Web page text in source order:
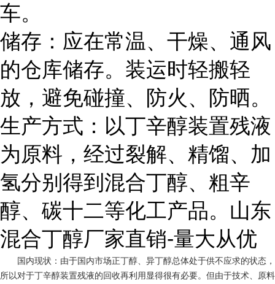
车。
储存：应在常温、干燥、通风
的仓库储存。装运时轻搬轻
放，避免碰撞、防火、防晒。
生产方式：以丁辛醇装置残液
为原料，经过裂解、精馏、加
氢分别得到混合丁醇、粗辛
醇、碳十二等化工产品。山东
混合丁醇厂家直销-量大从优
国内现状：由于国内市场正丁醇、异丁醇总体处于供不应求的状态，
所以对于丁辛醇装置残液的回收再利用显得很有必要。但由于技术、原料